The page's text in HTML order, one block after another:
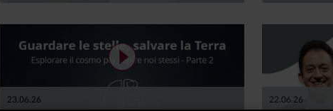
23.06.26 22.06.26